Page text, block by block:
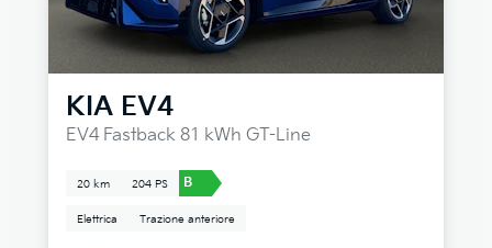
KIA EV4
EV4 Fastback 81 kWh GT-Line
20 km 204 PS B
Elettrica Trazione anteriore